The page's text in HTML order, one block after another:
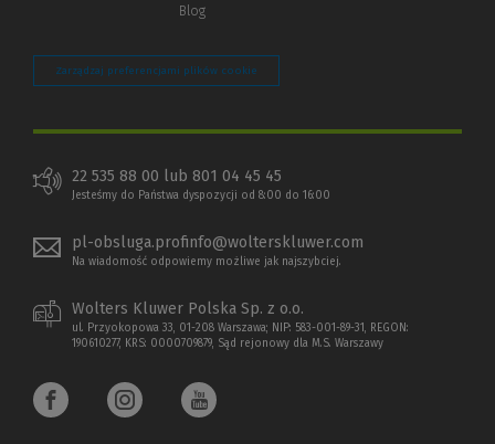
Blog
Zarządzaj preferencjami plików cookie
22 535 88 00 lub 801 04 45 45
Jesteśmy do Państwa dyspozycji od 8:00 do 16:00
pl-obsluga.profinfo@wolterskluwer.com
Na wiadomość odpowiemy możliwe jak najszybciej.
Wolters Kluwer Polska Sp. z o.o.
ul. Przyokopowa 33, 01-208 Warszawa; NIP: 583-001-89-31, REGON:
190610277, KRS: 0000709879, Sąd rejonowy dla M.S. Warszawy